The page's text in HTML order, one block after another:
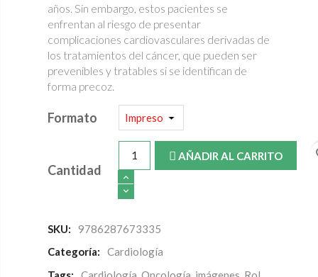
años. Sin embargo, estos pacientes se
enfrentan al riesgo de presentar
complicaciones cardiovasculares derivadas de
los tratamientos del cáncer, que pueden ser
prevenibles y tratables si se identifican de
forma precoz.
Formato
Cantidad
AÑADIR AL CARRITO
SKU:
9786287673335
Categoría:
Cardiología